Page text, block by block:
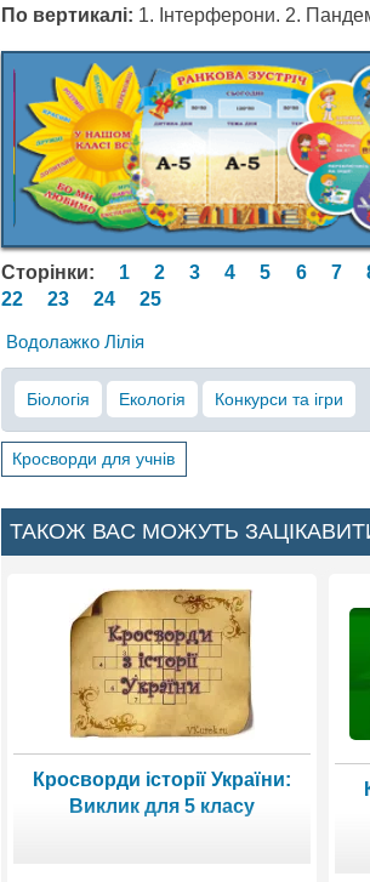
По вертикалі: 1. Інтерферони. 2.
Сторінки: 1 2 3 4 5 6 7
22
23 24 25
Водолажко Лілія
Біологія Екологія Конкурси та ігри
Кросворди для учнів
ТАКОЖ ВАС МОЖУТЬ
Кросворди історії України:
Виклик для 5 класу